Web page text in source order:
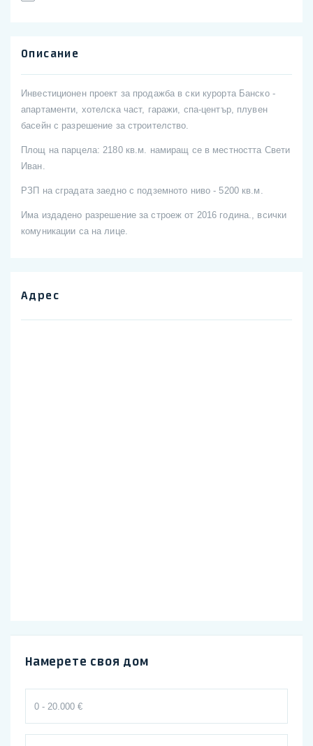
Описание
Инвестиционен проект за продажба в ски курорта Банско -
апартаменти, хотелска част, гаражи, спа-център, плувен
басейн с разрешение за строителство.
Площ на парцела: 2180 кв.м. намиращ се в местността Свети
Иван.
РЗП на сградата заедно с подземното ниво - 5200 кв.м.
Има издадено разрешение за строеж от 2016 година., всички
комуникации са на лице.
Адрес
Намерете своя дом